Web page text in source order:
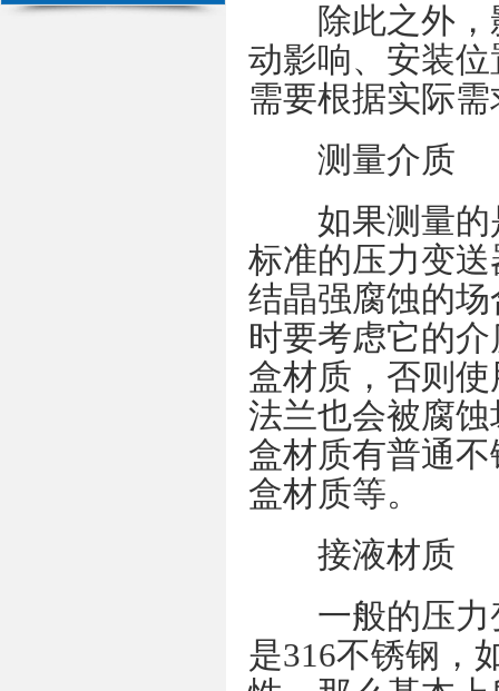
除此之外，
动影响、安装
需要根据实际
测量介质
如果测量的
标准的压力变
结晶强腐蚀的
时要考虑它的
盒材质，否则
法兰也会被腐
盒材质有普通
盒材质等。
接液材质
一般的压力
是316不锈钢，